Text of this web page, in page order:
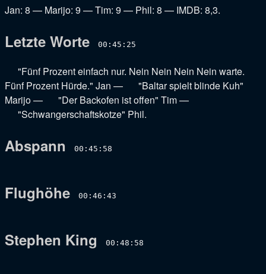
Jan: 8 — Marijo: 9—Tim: 9— Phil: 8 — IMDB: 8,3.
Letzte Worte 00:45:25
"Fünf Prozent einfach nur. Nein Nein Nein Nein warte.
Fünf Prozent Hürde." Jan —
"Baltar spielt blinde Kuh"
Marijo— "Der Backofen ist offen" Tim—
"Schwangerschaftskotze" Phil.
Abspann 00:45:58
Flughöhe 00:46:43
Stephen King 00:48:58